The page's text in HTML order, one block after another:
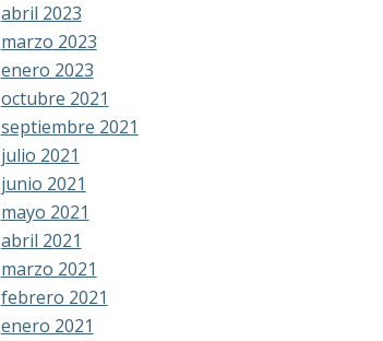
abril 2023
marzo 2023
enero 2023
octubre 2021
septiembre 2021
julio 2021
junio 2021
mayo 2021
abril 2021
marzo 2021
febrero 2021
enero 2021